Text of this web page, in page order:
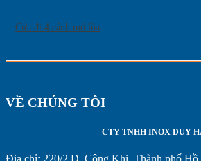
Cửa đi 4 cánh mở lùa
VỀ CHÚNG TÔI
CTY TNHH INOX DUY
Địa chỉ: 220/2 D. Công Khi, Thành phố